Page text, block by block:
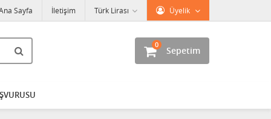
Üyelik
Türk Lirası
Sayfa İletişim
Sepetim
0